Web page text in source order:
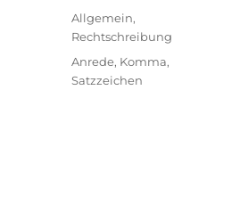
am
Kategorien
Allgemein,
Rechtschreibung
Schlagwörter
Anrede, Komma,
Satzzeichen